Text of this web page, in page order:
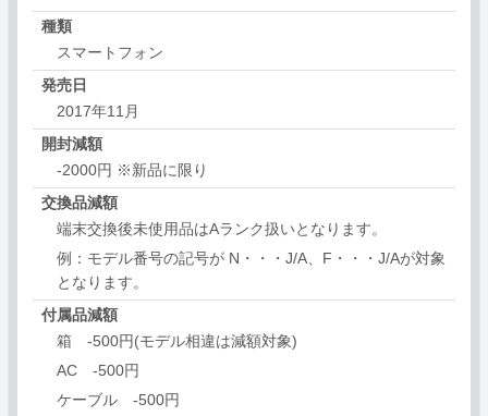
種類
スマートフォン
発売日
2017年11月
開封減額
-2000円 ※新品に限り
交換品減額
端末交換後未使用品はAランク扱いとなります。
例：モデル番号の記号が N・・・J/A、F・・・J/Aが対象
となります。
付属品減額
箱 -500円(モデル相違は減額対象)
AC -500円
ケーブル -500円